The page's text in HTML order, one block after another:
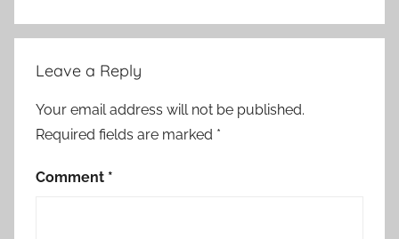
Leave a Reply
Your email address will not be published.
Required fields are marked *
Comment *